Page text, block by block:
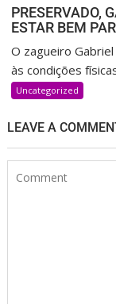
PRESERVADO,
ESTAR BEM
O zagueiro
às condições
Uncategorized
LEAVE A